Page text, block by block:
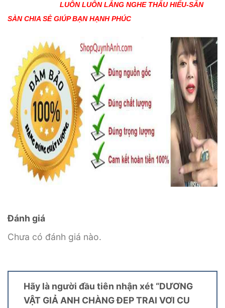
LUÔN LUÔN LẮNG NGHE THẤU HIỂU-SẴN
SÀN CHIA SẺ GIÚP BẠN HẠNH PHÚC
Đánh giá
Chưa có đánh giá nào.
Hãy là người đầu tiên nhận xét “DƯƠNG
VẬT GIẢ ANH CHÀNG ĐEP TRAI VƠI CU